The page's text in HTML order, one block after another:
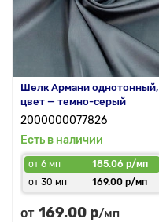
Шелк Армани однотонный,
цвет — темно-серый
2000000077826
Есть в наличии
от 6 мп
185.06 р/мп
от 30 мп
169.00 р/мп
от 169.00 р/мп